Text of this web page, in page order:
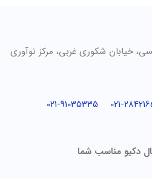
خیابان شکوری غربی، مرکز نوآوری
021-
021-91035335
دکیو مناسب شما